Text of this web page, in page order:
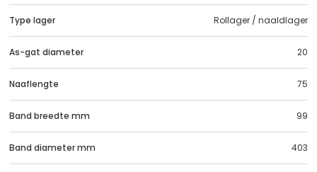
Type lager Rollager / naaldlager
As-gat diameter 20
Naaflengte 75
Band breedte mm 99
Band diameter mm 403